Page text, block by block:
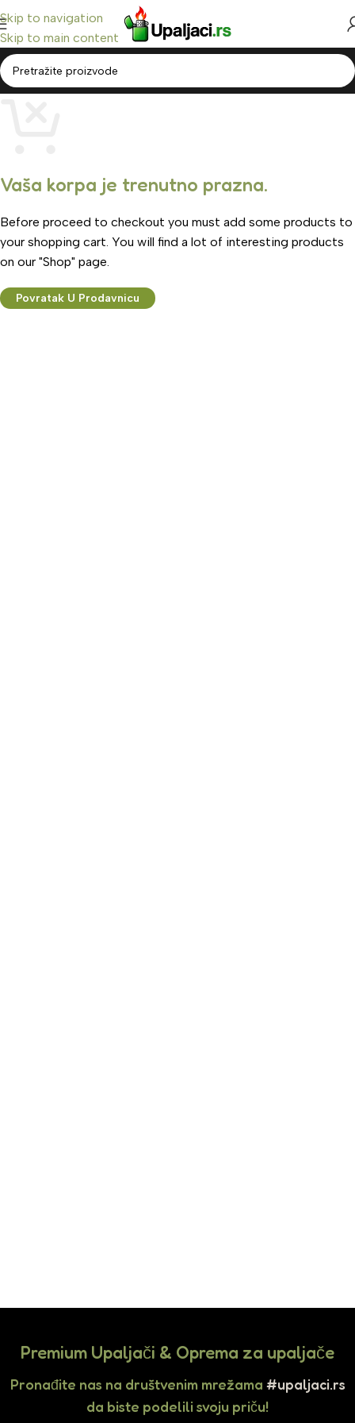
Skip to navigation
Skip to main content
Vaša korpa je trenutno prazna.
Before proceed to checkout you must add some products to
your shopping cart. You will find a lot of interesting products
on our "Shop" page.
Povratak U Prodavnicu
Premium Upaljači & Oprema za upaljače
Pronađite nas na društvenim mrežama #upaljaci.rs
da biste podelili svoju priču!